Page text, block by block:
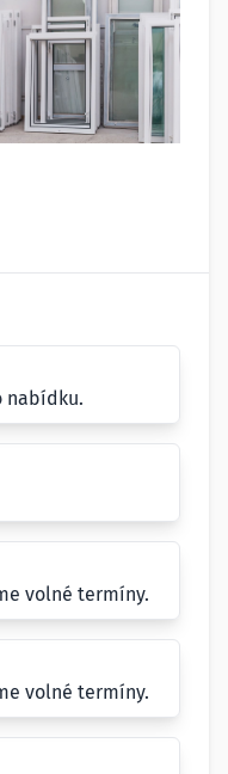
nabídku.
volné termíny.
volné termíny.